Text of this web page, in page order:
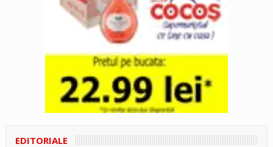
EDITORIALE